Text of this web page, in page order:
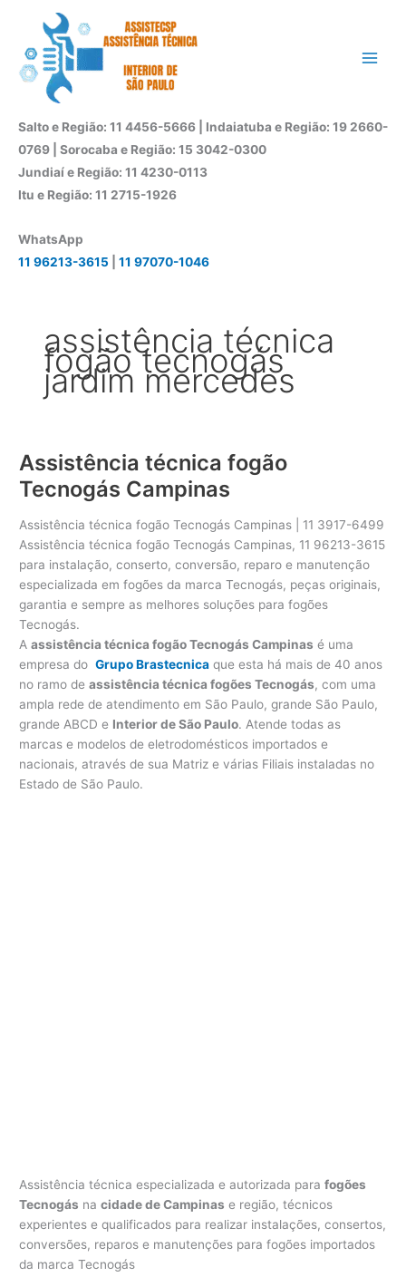
conteúdo
Salto e Região: 11 4456-5666 | Indaiatuba e Região: 19 2660-
0769 | Sorocaba e Região: 15 3042-0300
Jundiaí e Região: 11 4230-0113
Itu e Região: 11 2715-1926
WhatsApp
11 96213-3615
11 97070-1046
assistência técnica
fogão tecnogás
jardim mercedes
Assistência técnica fogão
Tecnogás Campinas
Assistência técnica fogão Tecnogás Campinas | 11 3917-6499
Assistência técnica fogão Tecnogás Campinas, 11 96213-3615
para instalação, conserto, conversão, reparo e manutenção
especializada em fogões da marca Tecnogás, peças originais,
garantia e sempre as melhores soluções para fogões
Tecnogás.
Aassistência técnica fogão Tecnogás Campinas é uma
empresa doGrupo Brastecnica que esta há mais de 40 anos
no ramo deassistência técnica fogões Tecnogás, com uma
ampla rede de atendimento em São Paulo, grande São Paulo,
grande ABCD e Interior de São Paulo. Atende todas as
marcas e modelos de eletrodomésticos importados e
nacionais, através de sua Matriz e várias Filiais instaladas no
Estado de São Paulo.
Assistência técnica especializada e autorizada parafogões
Tecnogás nacidade de Campinas e região, técnicos
experientes e qualificados para realizar instalações, consertos,
conversões, reparos e manutenções para fogões importados
da marca Tecnogás